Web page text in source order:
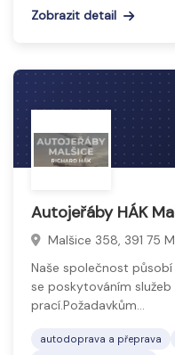
Zobrazit detail
Autojeřáby HÁK
Malšice 358, 391 75
Naše společnost
se poskytováním
prací.Požadavkům…
autodoprava a přeprava